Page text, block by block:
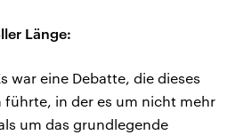
Länge:
war eine Debatte, die dieses
führte, in der es um nicht mehr
um das grundlegende